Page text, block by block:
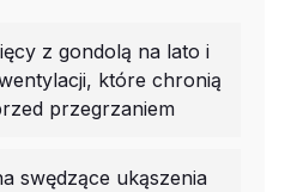
z gondolą na lato i
które chronią
przegrzaniem
swędzące ukąszenia